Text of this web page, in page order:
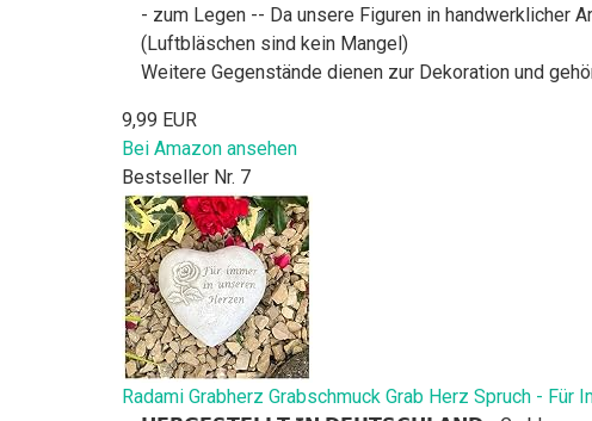
- zum Legen -- Da unsere Figuren in handwerklicher
(Luftbläschen sind kein Mangel)
Weitere Gegenstände dienen zur Dekoration und
9,99 EUR
Bei Amazon ansehen
Bestseller Nr. 7
Radami Grabherz Grabschmuck Grab Herz Spruch - Für